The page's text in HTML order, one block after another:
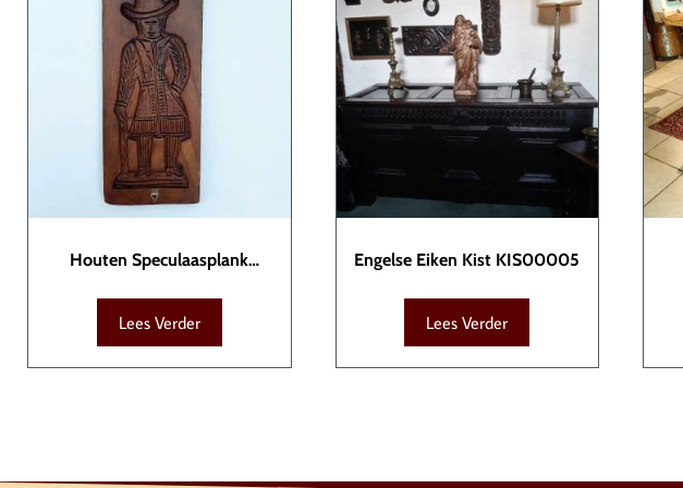
Houten Speculaasplank
Lees Verder
Engelse Eiken Kist KIS00005
Lees Verder